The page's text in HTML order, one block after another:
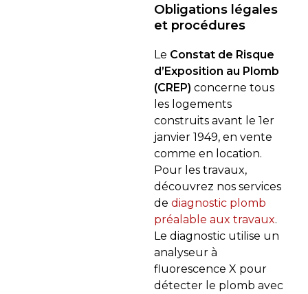
Obligations légales
et procédures
Le Constat de Risque
d’Exposition au Plomb
(CREP) concerne tous
les logements
construits avant le 1er
janvier 1949, en vente
comme en location.
Pour les travaux,
découvrez nos services
de diagnostic plomb
préalable aux travaux.
Le diagnostic utilise un
analyseur à
fluorescence X pour
détecter le plomb avec